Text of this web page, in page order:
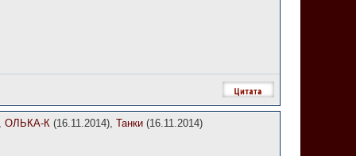
ОЛЬКА-К (16.11.2014), Танки (16.11.2014)